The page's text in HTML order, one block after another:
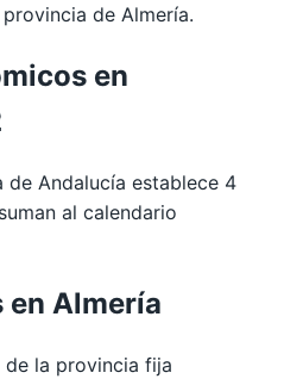
de Almería.
en
de Andalucía establece 4
al calendario
en Almería
de la provincia fija